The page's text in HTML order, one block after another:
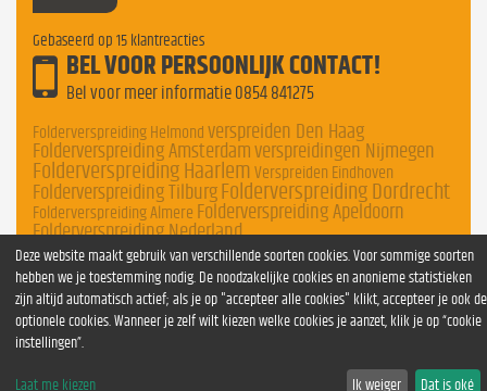
Gebaseerd op 15 klantreacties
BEL VOOR PERSOONLIJK CONTACT!
Bel voor meer informatie 0854 841275
Folderverspreiding Helmond verspreiden Den Haag
Folderverspreiding Amsterdam verspreidingen Nijmegen
Folderverspreiding Haarlem Verspreiden Eindhoven
Folderverspreiding Tilburg Folderverspreiding Dordrecht
Folderverspreiding Almere Folderverspreiding Apeldoorn
Folderverspreiding Nederland
Deze website maakt gebruik van verschillende soorten cookies. Voor sommige soorten
hebben we je toestemming nodig. De noodzakelijke cookies en anonieme statistieken
zijn altijd automatisch actief; als je op "accepteer alle cookies" klikt, accepteer je ook de
optionele cookies. Wanneer je zelf wilt kiezen welke cookies je aanzet, klik je op “cookie
instellingen”.
Laat me kiezen Ik weiger Dat is oké